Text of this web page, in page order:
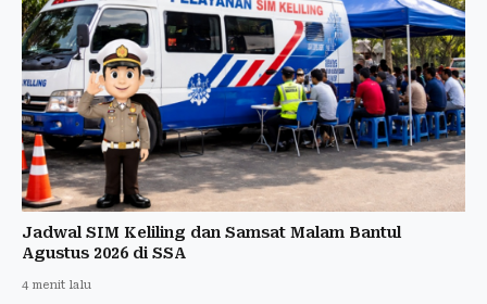
Jadwal SIM Keliling dan Samsat Malam Bantul
Agustus 2026 di SSA
4 menit lalu